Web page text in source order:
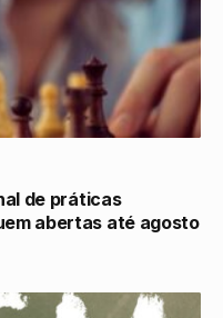
de práticas
abertas até agosto